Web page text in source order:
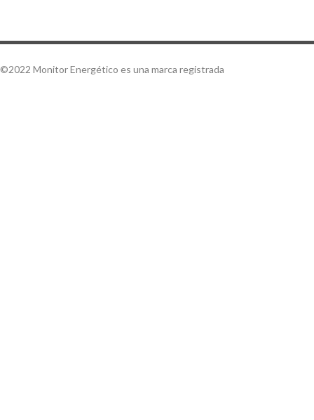
©2022 Monitor Energético es una marca registrada